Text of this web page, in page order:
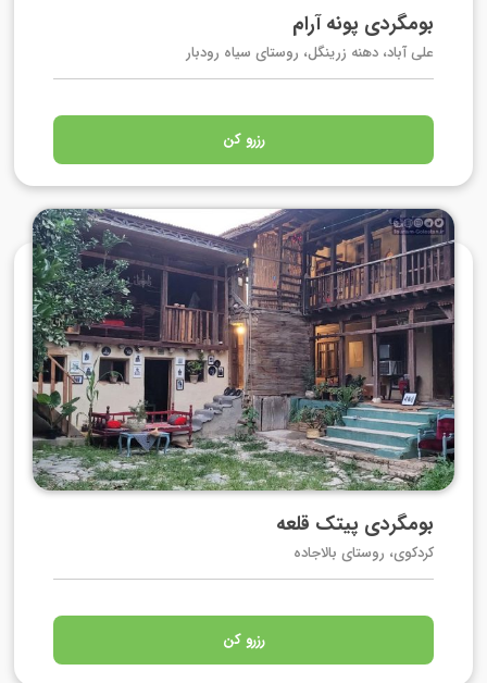
بومگردی پونه آرام
علی آباد، دهنه زرینگل، روستای سیاه رودبار
رزرو کن
بومگردی پیتک قلعه
کردکوی، روستای بالاجاده
رزرو کن